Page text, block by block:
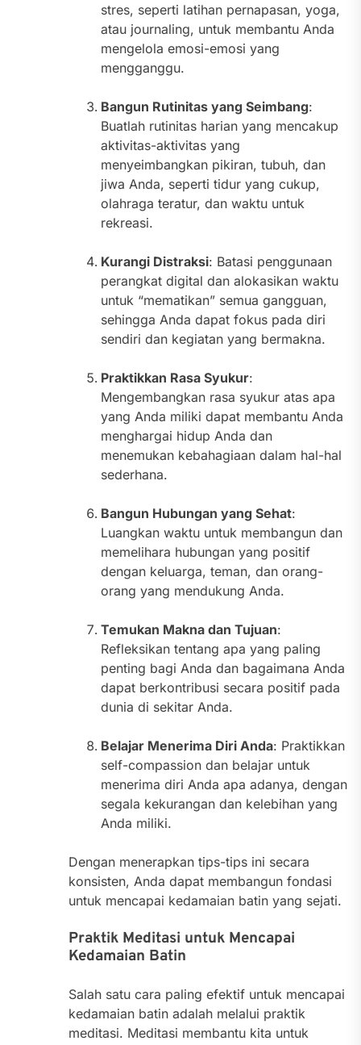
stres, seperti latihan pernapasan, yoga,
atau journaling, untuk membantu Anda
mengelola emosi-emosi yang
mengganggu.
Bangun Rutinitas yang Seimbang:
Buatlah rutinitas harian yang mencakup
aktivitas-aktivitas yang
menyeimbangkan pikiran, tubuh, dan
jiwa Anda, seperti tidur yang cukup,
olahraga teratur, dan waktu untuk
rekreasi.
Kurangi Distraksi: Batasi penggunaan
perangkat digital dan alokasikan waktu
untuk “mematikan” semua gangguan,
sehingga Anda dapat fokus pada diri
sendiri dan kegiatan yang bermakna.
Praktikkan Rasa Syukur:
Mengembangkan rasa syukur atas apa
yang Anda miliki dapat membantu Anda
menghargai hidup Anda dan
menemukan kebahagiaan dalam hal-hal
sederhana.
Bangun Hubungan yang Sehat:
Luangkan waktu untuk membangun dan
memelihara hubungan yang positif
dengan keluarga, teman, dan orang-
orang yang mendukung Anda.
Temukan Makna dan Tujuan:
Refleksikan tentang apa yang paling
penting bagi Anda dan bagaimana Anda
dapat berkontribusi secara positif pada
dunia di sekitar Anda.
Belajar Menerima Diri Anda: Praktikkan
self-compassion dan belajar untuk
menerima diri Anda apa adanya, dengan
segala kekurangan dan kelebihan yang
Anda miliki.
Dengan menerapkan tips-tips ini secara
konsisten, Anda dapat membangun fondasi
untuk mencapai kedamaian batin yang sejati.
Praktik Meditasi untuk Mencapai
Kedamaian Batin
Salah satu cara paling efektif untuk mencapai
kedamaian batin adalah melalui praktik
meditasi. Meditasi membantu kita untuk